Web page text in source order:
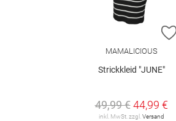
MAMALICIOUS
Strickkleid "JUNE"
49,99 € 44,99 €
inkl. MwSt. zzgl.Versand